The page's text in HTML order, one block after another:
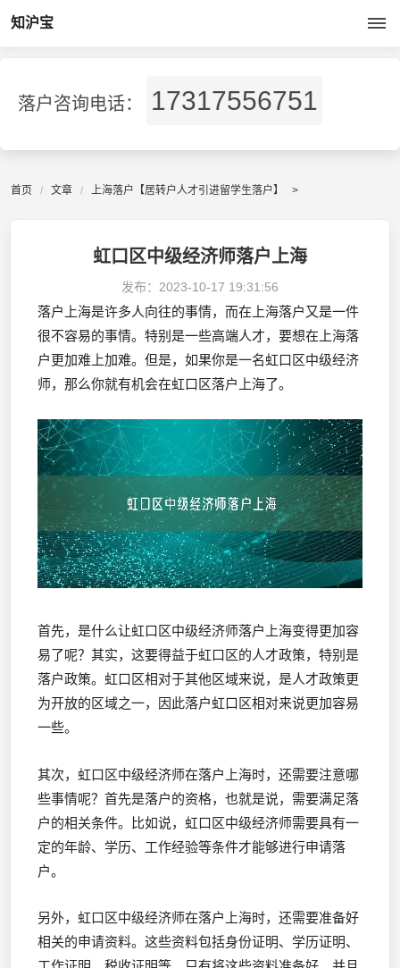
知沪宝
落户咨询电话： 17317556751
首页 文章 上海落户【居转户人才引进留学生落户】 >
虹口区中级经济师落户上海
发布： 2023-10-17 19:31:56
落户上海是许多人向往的事情，而在上海落户又是一件
很不容易的事情。特别是一些高端人才，要想在上海落
户更加难上加难。但是，如果你是一名虹口区中级经济
师，那么你就有机会在虹口区落户上海了。
首先，是什么让虹口区中级经济师落户上海变得更加容
易了呢？其实，这要得益于虹口区的人才政策，特别是
落户政策。虹口区相对于其他区域来说，是人才政策更
为开放的区域之一，因此落户虹口区相对来说更加容易
一些。
其次，虹口区中级经济师在落户上海时，还需要注意哪
些事情呢？首先是落户的资格，也就是说，需要满足落
户的相关条件。比如说，虹口区中级经济师需要具有一
定的年龄、学历、工作经验等条件才能够进行申请落
户。
另外，虹口区中级经济师在落户上海时，还需要准备好
相关的申请资料。这些资料包括身份证明、学历证明、